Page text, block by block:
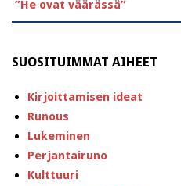
”He ovat väärässä”
SUOSITUIMMAT AIHEET
Kirjoittamisen ideat
Runous
Lukeminen
Perjantairuno
Kulttuuri